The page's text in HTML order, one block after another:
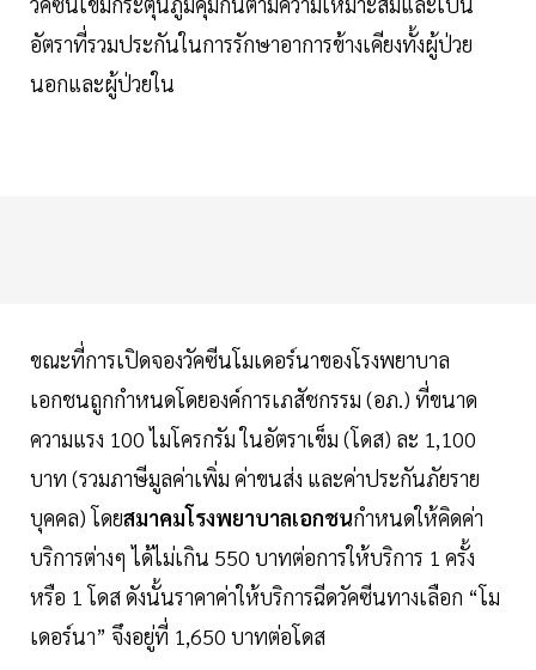
อัตราที่รวมประกันในการรักษาอาการข้างเคียงทั้งผู้ป่วย
นอกและผู้ป่วยใน
ขณะที่การเปิดจองวัคซีนโมเดอร์นาของโรงพยาบาล
เอกชนถูกกำหนดโดยองค์การเภสัชกรรม (อภ.) ที่ขนาด
ความแรง 100 ไมโครกรัม ในอัตราเข็ม (โดส) ละ 1,100
บาท (รวมภาษีมูลค่าเพิ่ม ค่าขนส่ง และค่าประกันภัยราย
บุคคล) โดยสมาคมโรงพยาบาลเอกชนกำหนดให้คิดค่า
บริการต่างๆ ได้ไม่เกิน 550 บาทต่อการให้บริการ 1 ครั้ง
หรือ 1 โดส ดังนั้นราคาค่าให้บริการฉีดวัคซีนทางเลือก “โม
เดอร์นา” จึงอยู่ที่ 1,650 บาทต่อโดส